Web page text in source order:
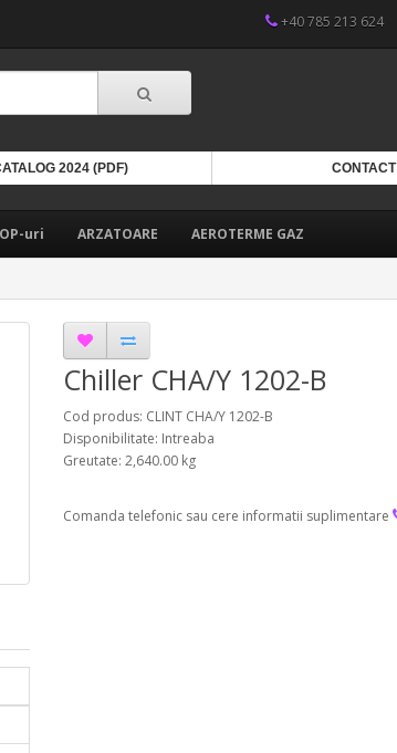
+40 785 213 624
2024 (PDF) CONTACT
uri ARZATOARE AEROTERME GAZ
Chiller CHA/Y 1202-B
Cod produs: CLINT CHA/Y 1202-B
Disponibilitate: Intreaba
Greutate: 2,640.00 kg
Comanda telefonic sau cere informatii suplimentare